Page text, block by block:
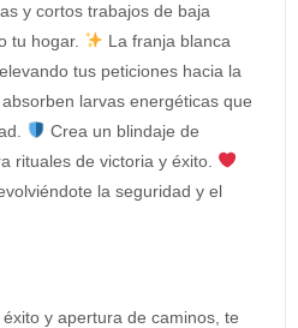
y cortos trabajos de baja
tu hogar.
La franja blanca
tus peticiones hacia la
larvas energéticas que
Crea un blindaje de
rituales de victoria y éxito.
la seguridad y el
y apertura de caminos, te